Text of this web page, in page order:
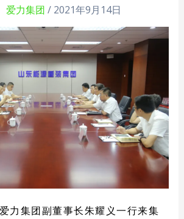
爱力集团 / 2021年9月14日
力集团副董事长朱耀义一行来集